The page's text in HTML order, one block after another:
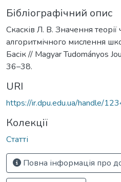
Бібліографічний опис
Скасків Л. В. Значення
алгоритмічного мислення
Басік // Magyar Tudományos
36–38.
URI
https://ir.dpu.edu.ua/handle/
Колекції
Статті
Повна інформація про